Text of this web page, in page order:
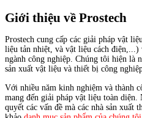
Giới thiệu về Prostech
Prostech cung cấp các giải pháp vật
liệu tản nhiệt, và vật liệu cách
ngành công nghiệp. Chúng tôi hiện là
sản xuất vật liệu và thiết bị công
Với nhiều năm kinh nghiệm và thành
mang đến giải pháp vật liệu toàn
quyết các vấn đề mà các nhà sản xuất